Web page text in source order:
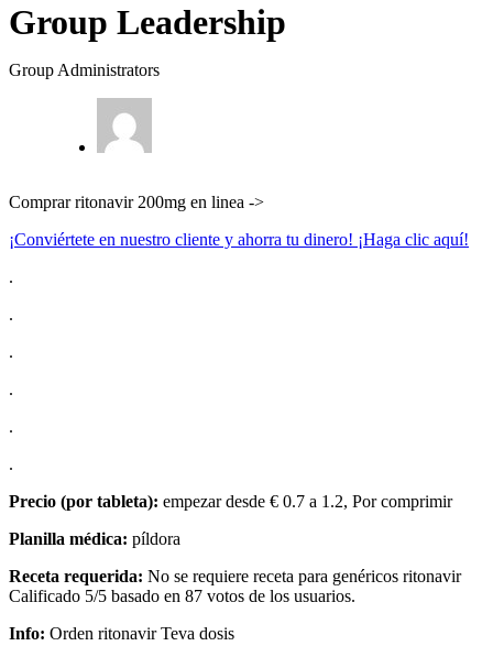
Group Leadership
Group Administrators
Comprar ritonavir 200mg en linea ->
¡Conviértete en nuestro cliente y ahorra tu dinero! ¡Haga clic aquí!
.
.
.
.
.
.
Precio (por tableta): empezar desde € 0.7 a 1.2, Por comprimir
Planilla médica: píldora
Receta requerida: No se requiere receta para genéricos ritonavir
Calificado 5/5 basado en 87 votos de los usuarios.
Info: Orden ritonavir Teva dosis